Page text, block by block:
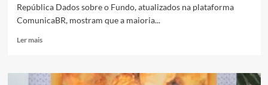
República Dados sobre o Fundo, atualizados na plataforma
ComunicaBR, mostram que a maioria...
Ler mais